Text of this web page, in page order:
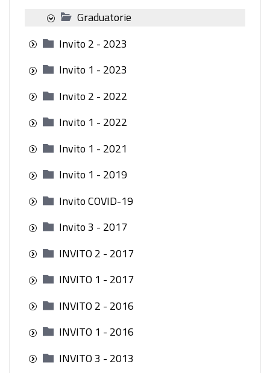
Graduatorie
Invito 2 - 2023
Invito 1 - 2023
Invito 2 - 2022
Invito 1 - 2022
Invito 1 - 2021
Invito 1 - 2019
Invito COVID-19
Invito 3 - 2017
INVITO 2 - 2017
INVITO 1 - 2017
INVITO 2 - 2016
INVITO 1 - 2016
INVITO 3 - 2013